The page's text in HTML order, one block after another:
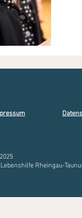
Rheingau-